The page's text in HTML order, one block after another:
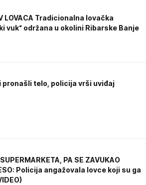
LOVACA Tradicionalna lovačka
održana u okolini Ribarske Banje
pronašli telo, policija vrši uviđaj
PA SE ZAVUKAO
Policija angažovala lovce koji su ga